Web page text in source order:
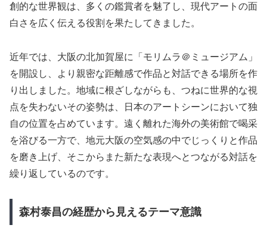
創的な世界観は、多くの鑑賞者を魅了し、現代アートの面
白さを広く伝える役割を果たしてきました。
近年では、大阪の北加賀屋に「モリムラ＠ミュージアム」
を開設し、より親密な距離感で作品と対話できる場所を作
り出しました。地域に根ざしながらも、つねに世界的な視
点を失わないその姿勢は、日本のアートシーンにおいて独
自の位置を占めています。遠く離れた海外の美術館で喝采
を浴びる一方で、地元大阪の空気感の中でじっくりと作品
を磨き上げ、そこからまた新たな表現へとつながる対話を
繰り返しているのです。
森村泰昌の経歴から見えるテーマ意識